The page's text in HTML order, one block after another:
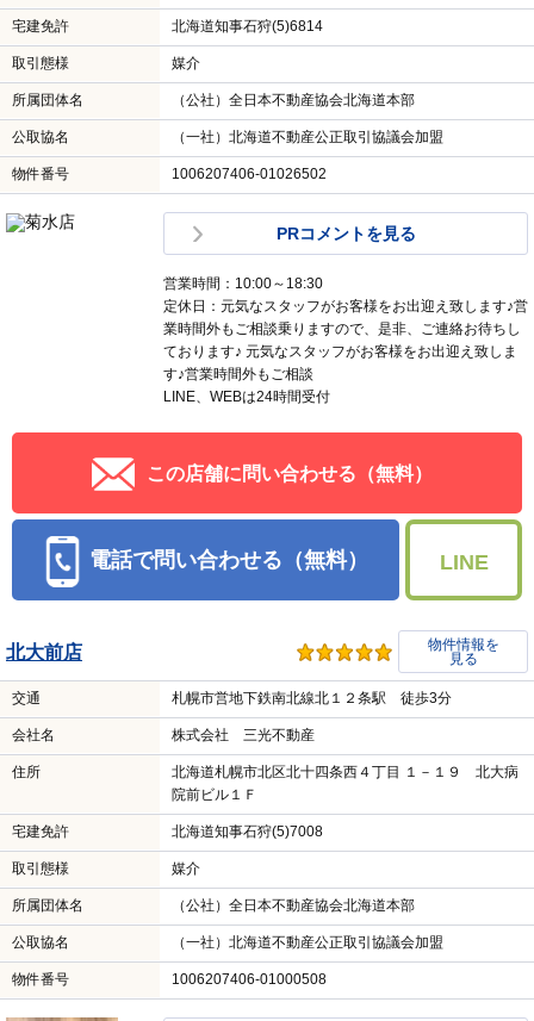
宅建免許 北海道知事石狩(5)6814
取引態様 媒介
所属団体名 （公社）全日本不動産協会北海道本部
公取協名 （一社）北海道不動産公正取引協議会加盟
物件番号 1006207406-01026502
PRコメントを見る
営業時間：10:00～18:30
定休日：元気なスタッフがお客様をお出迎え致します♪営
業時間外もご相談乗りますので、是非、ご連絡お待ちし
ております♪ 元気なスタッフがお客様をお出迎え致しま
す♪営業時間外もご相談
LINE、WEBは24時間受付
この店舗に問い合わせる（無料）
電話で問い合わせる（無料） LINE
北大前店
物件情報を
見る
交通 札幌市営地下鉄南北線北１２条駅 徒歩3分
会社名 株式会社 三光不動産
住所
北海道札幌市北区北十四条西４丁目 １－１９ 北大病
院前ビル１Ｆ
宅建免許 北海道知事石狩(5)7008
取引態様 媒介
所属団体名 （公社）全日本不動産協会北海道本部
公取協名 （一社）北海道不動産公正取引協議会加盟
物件番号 1006207406-01000508